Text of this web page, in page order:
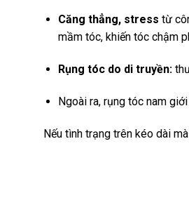
Căng thẳng, stress từ
mầm tóc, khiến tóc chậm
Rụng tóc do di truyền:
Ngoài ra, rụng tóc nam
Nếu tình trạng trên kéo dài